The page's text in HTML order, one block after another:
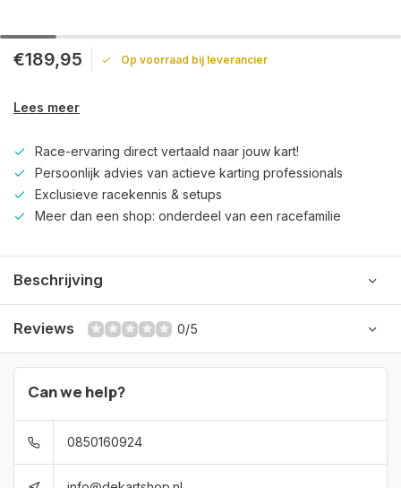
€189,95 Op voorraad bij leverancier
Lees meer
Race-ervaring direct vertaald naar jouw kart!
Persoonlijk advies van actieve karting professionals
Exclusieve racekennis & setups
Meer dan een shop: onderdeel van een racefamilie
Beschrijving
Reviews 0/5
Can we help?
0850160924